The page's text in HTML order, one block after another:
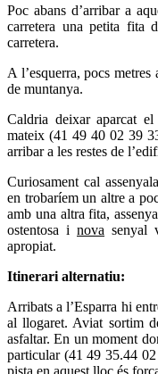
Poc abans d’arribar a
carretera una petita fita
carretera.
A l’esquerra, pocs
de muntanya.
Caldria deixar aparcat
mateix (41 49 40 02 39
arribar a les restes de
Curiosament cal
en trobaríem un altre a
amb una altra fita,
ostentosa i nova senyal
apropiat.
Itinerari alternatiu:
Arribats a l’Esparra hi
al llogaret. Aviat sortim
asfaltar. En un moment
particular (41 49 35.44